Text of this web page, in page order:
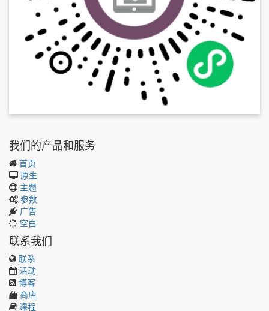
我们的产品和服务
首页
原生
主题
参数
广告
空白
联系我们
联系
活动
博客
商店
课程